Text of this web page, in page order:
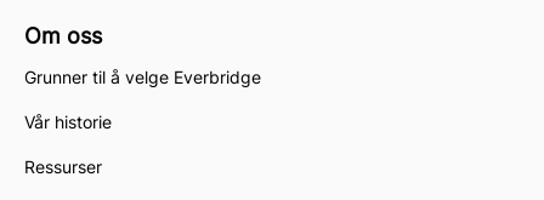
Om oss
Grunner til å velge Everbridge
Vår historie
Ressurser